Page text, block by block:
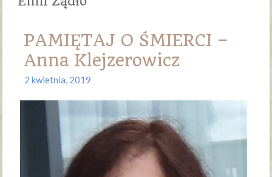
PAMIĘTAJ O ŚMIERCI –
Anna Klejzerowicz
2 kwietnia, 2019